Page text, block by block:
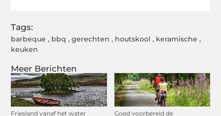
Meer Berichten
Friesland vanaf het water Goed voorbereid de
Tags:
barbeque , bbq ,gerechten , houtskool , keramische ,
keuken